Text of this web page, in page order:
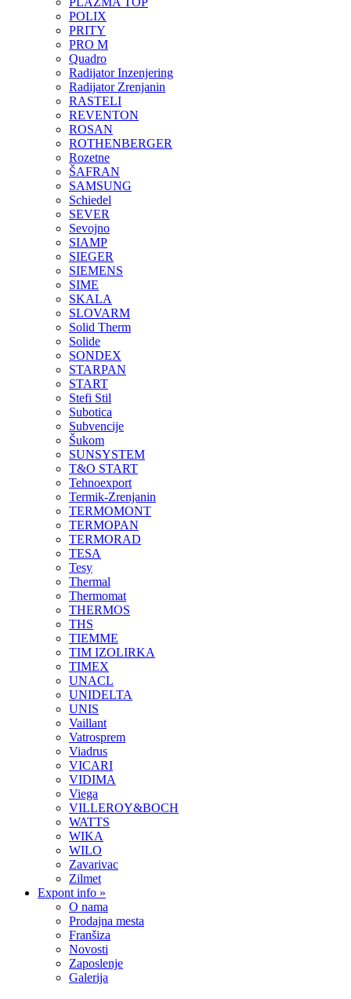
POLIX
PRITY
PRO M
Quadro
Radijator Inzenjering
Radijator Zrenjanin
RASTELI
REVENTON
ROSAN
ROTHENBERGER
Rozetne
ŠAFRAN
SAMSUNG
Schiedel
SEVER
Sevojno
SIAMP
SIEGER
SIEMENS
SIME
SKALA
SLOVARM
Solid Therm
Solide
SONDEX
STARPAN
START
Stefi Stil
Subotica
Subvencije
Šukom
SUNSYSTEM
T&O START
Tehnoexport
Termik-Zrenjanin
TERMOMONT
TERMOPAN
TERMORAD
TESA
Tesy
Thermal
Thermomat
THERMOS
THS
TIEMME
TIM IZOLIRKA
TIMEX
UNACL
UNIDELTA
UNIS
Vaillant
Vatrosprem
Viadrus
VICARI
VIDIMA
Viega
VILLEROY&BOCH
WATTS
WIKA
WILO
Zavarivac
Zilmet
Expont info »
O nama
Prodajna mesta
Franšiza
Novosti
Zaposlenje
Galerija